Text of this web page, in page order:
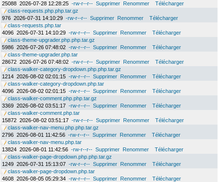
25088 2026-07-28 12:28:25 -rw-r--r-- Supprimer Renommer
Télécharger
class-requests.php.php.tar.gz
976 2026-07-31 14:10:29 -rw-r--r-- Supprimer Renommer
Télécharger
class-requests.php.tar
4096 2026-07-31 14:10:29 -rw-r--r-- Supprimer Renommer
Télécharger
class-theme-upgrader.php.php.tar.gz
5986 2026-07-26 07:48:02 -rw-r--r-- Supprimer Renommer
Télécharger
class-theme-upgrader.php.tar
28672 2026-07-26 07:48:02 -rw-r--r-- Supprimer Renommer
Télécharger
class-walker-category-dropdown.php.php.tar.gz
1214 2026-08-02 02:01:15 -rw-r--r-- Supprimer Renommer
Télécharger
class-walker-category-dropdown.php.tar
4096 2026-08-02 02:01:15 -rw-r--r-- Supprimer Renommer
Télécharger
class-walker-comment.php.php.tar.gz
3369 2026-08-02 03:51:17 -rw-r--r-- Supprimer Renommer
Télécharger
class-walker-comment.php.tar
15872 2026-08-02 03:51:17 -rw-r--r-- Supprimer Renommer
Télécharger
class-walker-nav-menu.php.php.tar.gz
2796 2026-08-01 11:42:56 -rw-r--r-- Supprimer Renommer
Télécharger
class-walker-nav-menu.php.tar
13824 2026-08-01 11:42:56 -rw-r--r-- Supprimer Renommer
Télécharger
class-walker-page-dropdown.php.php.tar.gz
1249 2026-07-31 15:13:07 -rw-r--r-- Supprimer Renommer
Télécharger
class-walker-page-dropdown.php.tar
4608 2026-08-05 05:29:34 -rw-r--r-- Supprimer Renommer
Télécharger